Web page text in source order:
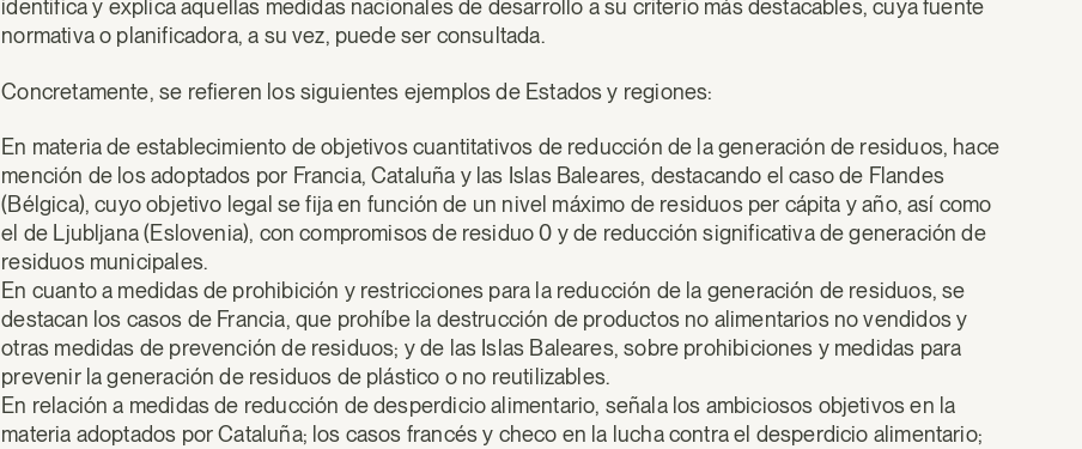
identifica y explica aquellas medidas nacionales de desarrollo a su criterio más destacables, cuya fuente
normativa o planificadora, a su vez, puede ser consultada.
Concretamente, se refieren los siguientes ejemplos de Estados y regiones:
En materia de establecimiento de objetivos cuantitativos de reducción de la generación de residuos, hace
mención de los adoptados por Francia, Cataluña y las Islas Baleares, destacando el caso de Flandes
(Bélgica), cuyo objetivo legal se fija en función de un nivel máximo de residuos per cápita y año, así como
el de Ljubljana (Eslovenia), con compromisos de residuo 0 y de reducción significativa de generación de
residuos municipales.
En cuanto a medidas de prohibición y restricciones para la reducción de la generación de residuos, se
destacan los casos de Francia, que prohíbe la destrucción de productos no alimentarios no vendidos y
otras medidas de prevención de residuos; y de las Islas Baleares, sobre prohibiciones y medidas para
prevenir la generación de residuos de plástico o no reutilizables.
En relación a medidas de reducción de desperdicio alimentario, señala los ambiciosos objetivos en la
materia adoptados por Cataluña; los casos francés y checo en la lucha contra el desperdicio alimentario;